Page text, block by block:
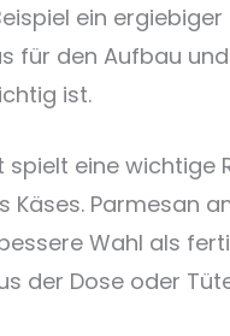
ein
für den Aufbau
ist.
spielt eine wichtige
Käses. Parmesan
Wahl als
der Dose oder